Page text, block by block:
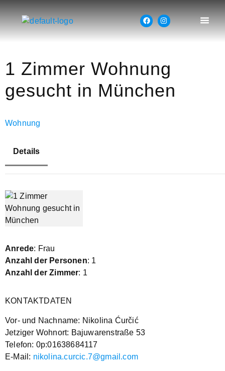
1 Zimmer Wohnung
gesucht in München
Wohnung
Details
Anrede: Frau
Anzahl der Personen: 1
Anzahl der Zimmer: 1
KONTAKTDATEN
Vor- und Nachname: Nikolina Ćurčić
Jetziger Wohnort: Bajuwarenstraße 53
Telefon: 0p:01638684117
E-Mail: nikolina.curcic.7@gmail.com